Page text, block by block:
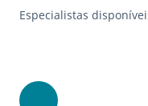
Especialistas